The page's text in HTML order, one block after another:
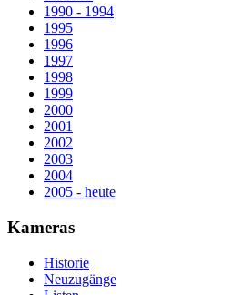
1990 - 1994
1995
1996
1997
1998
1999
2000
2001
2002
2003
2004
2005 - heute
Kameras
Historie
Neuzugänge